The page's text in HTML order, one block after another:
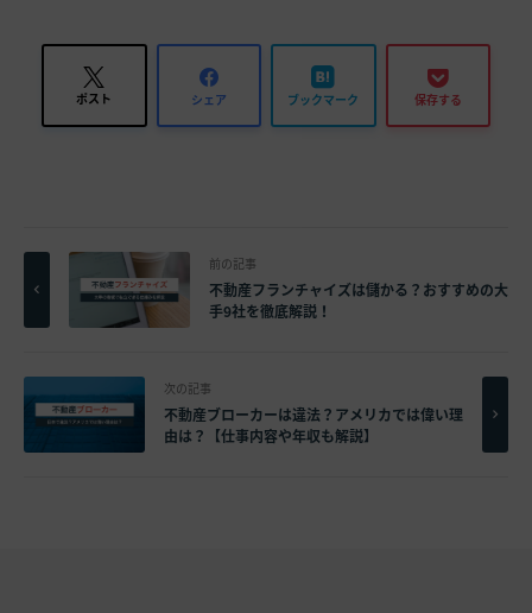
ポスト シェア ブックマーク 保存する
前の記事
不動産フランチャイズは儲かる？おすすめの大
手9社を徹底解説！
次の記事
不動産ブローカーは違法？アメリカでは偉い理
由は？【仕事内容や年収も解説】